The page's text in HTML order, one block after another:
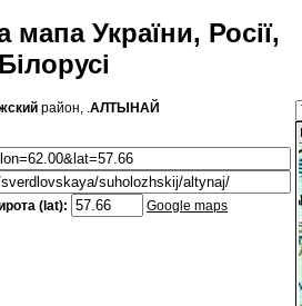
мапа України, Росії,
Білорусі
район, .АЛТЫНАЙ
(lat): Google maps